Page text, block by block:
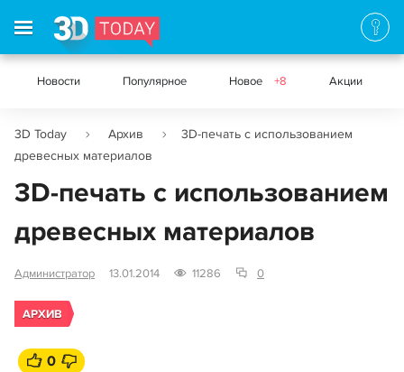
Новости Популярное Новое +8 Акции
3D Today Архив
3D-печать с использованием
древесных материалов
3D-печать с использованием
древесных материалов
Администратор 13.01.2014 11286 0
АРХИВ
0